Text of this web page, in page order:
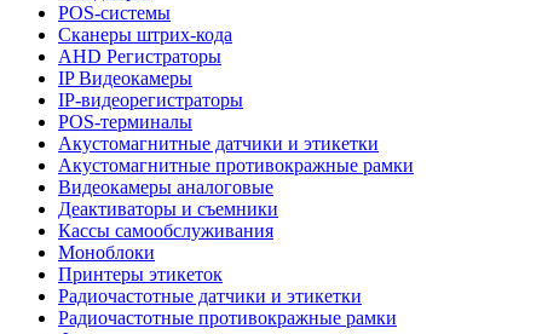
POS-системы
Сканеры штрих-кода
AHD Регистраторы
IP Видеокамеры
IP-видеорегистраторы
POS-терминалы
Акустомагнитные датчики и этикетки
Акустомагнитные противокражные рамки
Видеокамеры аналоговые
Деактиваторы и съемники
Кассы самообслуживания
Моноблоки
Принтеры этикеток
Радиочастотные датчики и этикетки
Радиочастотные противокражные рамки